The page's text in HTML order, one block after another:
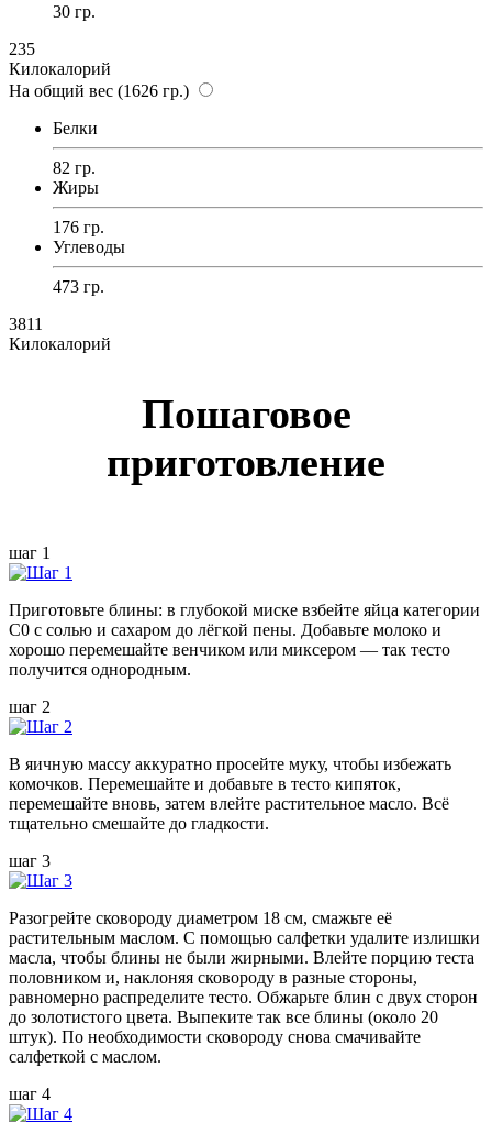
30 гр.
235
Килокалорий
На общий вес (1626 гр.)
Белки
82 гр.
Жиры
176 гр.
Углеводы
473 гр.
3811
Килокалорий
Пошаговое
приготовление
шаг 1
Приготовьте блины: в глубокой миске взбейте яйца категории
С0 с солью и сахаром до лёгкой пены. Добавьте молоко и
хорошо перемешайте венчиком или миксером — так тесто
получится однородным.
шаг 2
В яичную массу аккуратно просейте муку, чтобы избежать
комочков. Перемешайте и добавьте в тесто кипяток,
перемешайте вновь, затем влейте растительное масло. Всё
тщательно смешайте до гладкости.
шаг 3
Разогрейте сковороду диаметром 18 см, смажьте её
растительным маслом. С помощью салфетки удалите излишки
масла, чтобы блины не были жирными. Влейте порцию теста
половником и, наклоняя сковороду в разные стороны,
равномерно распределите тесто. Обжарьте блин с двух сторон
до золотистого цвета. Выпеките так все блины (около 20
штук). По необходимости сковороду снова смачивайте
салфеткой с маслом.
шаг 4